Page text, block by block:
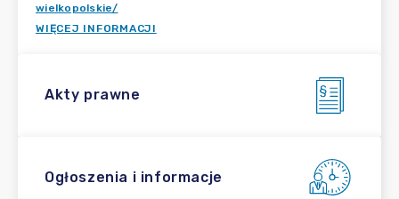
wielkopolskie/
WIĘCEJ INFORMACJI
Akty prawne
Ogłoszenia i informacje